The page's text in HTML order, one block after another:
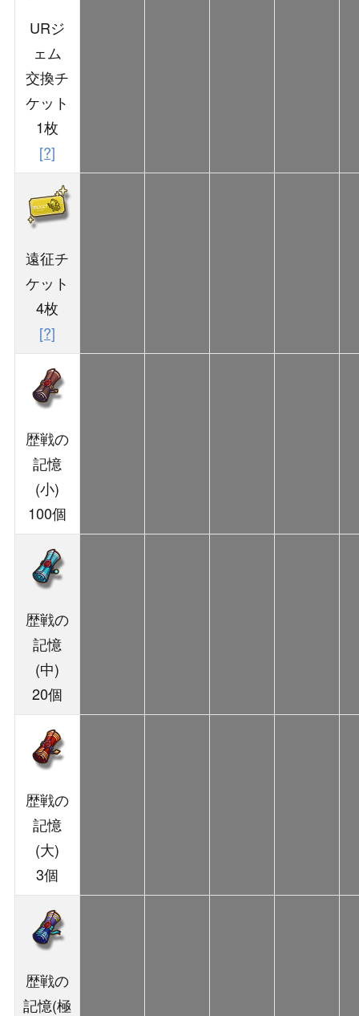
URジ
ェム
交換チ
ケット
1枚
[?]
遠征チ
ケット
4枚
[?]
歴戦の
記憶
(小)
100個
歴戦の
記憶
(中)
20個
歴戦の
記憶
(大)
3個
歴戦の
記憶(極